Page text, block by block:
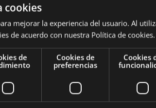
cookies
mejorar la experiencia del usuario. Al
de acuerdo con nuestra Política de cookies.
de
Cookies de
preferencias
Cookies